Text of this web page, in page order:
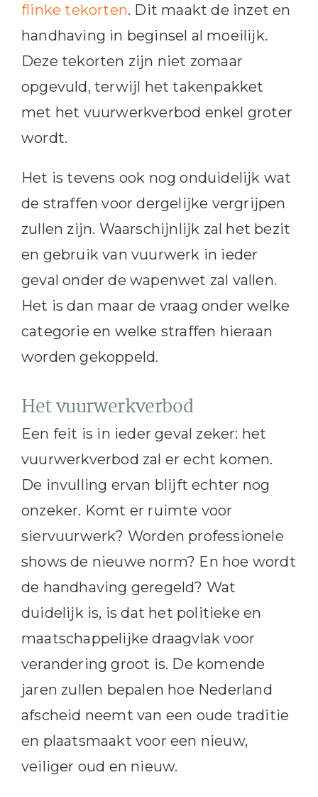
flinke tekorten. Dit maakt de inzet en
handhaving in beginsel al moeilijk.
Deze tekorten zijn niet zomaar
opgevuld, terwijl het takenpakket
met het vuurwerkverbod enkel groter
wordt.
Het is tevens ook nog onduidelijk wat
de straffen voor dergelijke vergrijpen
zullen zijn. Waarschijnlijk zal het bezit
en gebruik van vuurwerk in ieder
geval onder de wapenwet zal vallen.
Het is dan maar de vraag onder welke
categorie en welke straffen hieraan
worden gekoppeld.
Het vuurwerkverbod
Een feit is in ieder geval zeker: het
vuurwerkverbod zal er echt komen.
De invulling ervan blijft echter nog
onzeker. Komt er ruimte voor
siervuurwerk? Worden professionele
shows de nieuwe norm? En hoe wordt
de handhaving geregeld? Wat
duidelijk is, is dat het politieke en
maatschappelijke draagvlak voor
verandering groot is. De komende
jaren zullen bepalen hoe Nederland
afscheid neemt van een oude traditie
en plaatsmaakt voor een nieuw,
veiliger oud en nieuw.